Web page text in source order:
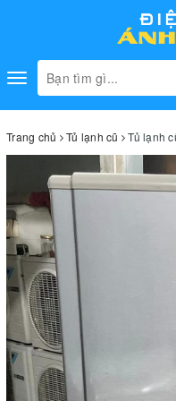
Toggle
navigation
Trang chủ Tủ lạnh cũ Tủ lạnh